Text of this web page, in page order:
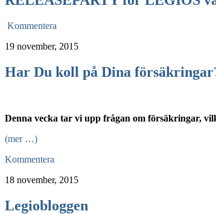
Kommentera
19 november, 2015
Har Du koll på Dina
Denna vecka tar vi upp frågan om försäkringar,
(mer …)
Kommentera
18 november, 2015
Legiobloggen